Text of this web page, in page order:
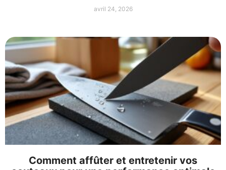
avril 24, 2026
Comment affûter et entretenir vos